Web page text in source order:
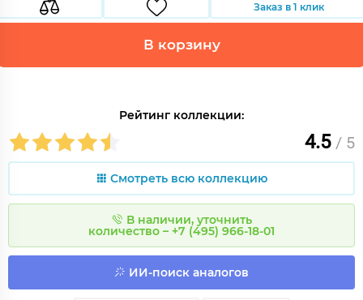
Заказ в 1 клик
В корзину
Рейтинг коллекции:
4.5 / 5
Смотреть всю коллекцию
В наличии, уточнить
количество – +7 (495) 966-18-01
ИИ-поиск аналогов